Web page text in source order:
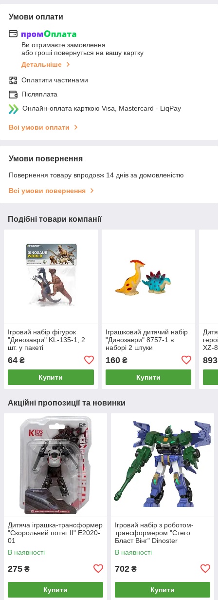
Умови оплати
Ви отримаєте замовлення
або гроші повернуться на вашу картку
Детальніше
Оплатити частинами
Післяплата
Онлайн-оплата карткою Visa, Mastercard - LiqPay
Всі умови оплати
Умови повернення
Повернення товару впродовж 14 днів за домовленістю
Всі умови повернення
Подібні товари компанії
Ігровий набір фігурок
"Динозаври" KL-135-1, 2
шт. у пакеті
64 ₴
Купити
Іграшковий дитячий набір
"Динозаври" 8757-1 в
наборі 2 штуки
160₴
Купити
XZ-
893
Акційні пропозиції та новинки
Дитяча іграшка-трансформер
"Скорольний потяг II" E2020-
01
В наявності
275 ₴
Купити
Ігровий набір з роботом-
трансформером "Стего
Бласт Вінг" Dinoster
EU580874, 12,7 см
В наявності
702 ₴
Купити